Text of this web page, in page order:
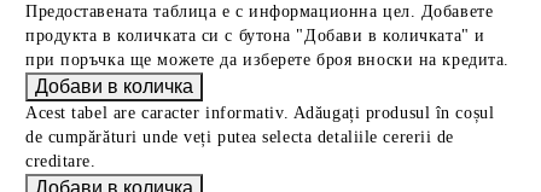
Предоставената таблица е с информационна цел. Добавете
продукта в количката си с бутона "Добави в количката" и
при поръчка ще можете да изберете броя вноски на кредита.
Acest tabel are caracter informativ. Adăugați produsul în coșul
de cumpărături unde veți putea selecta detaliile cererii de
creditare.